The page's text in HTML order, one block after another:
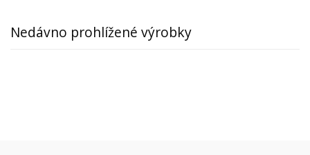
Nedávno prohlížené výrobky